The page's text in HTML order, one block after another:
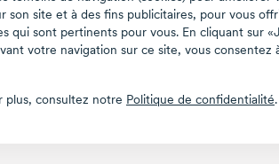
son site et à des fins publicitaires, pour vous
qui sont pertinents pour vous. En cliquant sur
votre navigation sur ce site, vous consentez
plus, consultez notre Politique de confidentialité.